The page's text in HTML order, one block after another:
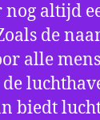
altijd
de
alle
biedt